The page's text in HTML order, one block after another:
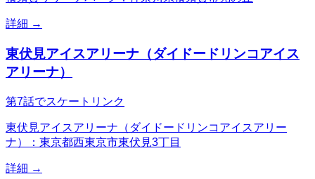
詳細 →
東伏見アイスアリーナ（ダイドードリンコアイス
アリーナ）
第7話でスケートリンク
東伏見アイスアリーナ（ダイドードリンコアイスアリー
ナ）：東京都西東京市東伏見3丁目
詳細 →